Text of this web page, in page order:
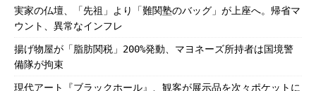
実家の仏壇、「先祖」より「難関塾のバッグ」が上座へ。帰省マ
ウント、異常なインフレ
揚げ物屋が「脂肪関税」200%発動、マヨネーズ所持者は国境警
備隊が拘束
現代アート『ブラックホール』、観客が展示品を次々ポケットに